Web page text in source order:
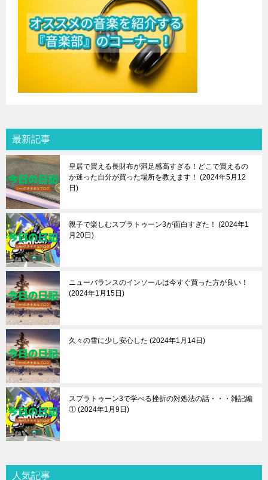
最新記事
皇居で買える長財布が満足感高すぎる！どこで買えるの
か迷った自分が買った場所を教えます！
2024年5月12
日
親子で楽しむスプラトゥーン3が面白すぎた！
2024年1
月20日
ニューバランスのインソールは今すぐ買った方が良い！
2024年1月15日
久々の雪に少し安心した 2024年1月14日
スプラトゥーン3で学べる挫折の対処法の話・・・雑記編
① 2024年1月9日
人気記事